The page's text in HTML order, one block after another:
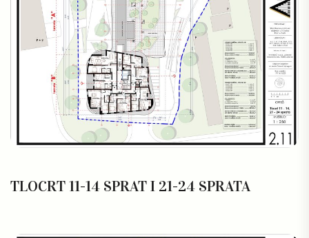
TLOCRT 11-14 SPRAT I 21-24 SPRATA